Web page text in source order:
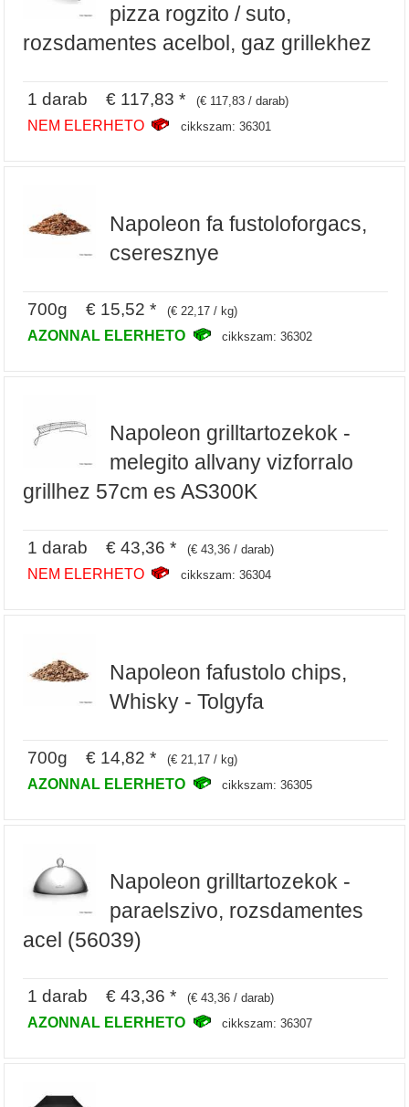
pizza rogzito / suto,
rozsdamentes acelbol, gaz grillekhez
1 darab € 117,83 * (€ 117,83 / darab)
NEM ELERHETO cikkszam: 36301
Napoleon fa fustoloforgacs,
cseresznye
700g € 15,52 * (€ 22,17 / kg)
AZONNAL ELERHETO cikkszam: 36302
Napoleon grilltartozekok -
melegito allvany vizforralo
grillhez 57cm es AS300K
1 darab € 43,36 * (€ 43,36 / darab)
NEM ELERHETO cikkszam: 36304
Napoleon fafustolo chips,
Whisky - Tolgyfa
700g € 14,82 * (€ 21,17 / kg)
AZONNAL ELERHETO cikkszam: 36305
Napoleon grilltartozekok -
paraelszivo, rozsdamentes
acel (56039)
1 darab € 43,36 * (€ 43,36 / darab)
AZONNAL ELERHETO cikkszam: 36307